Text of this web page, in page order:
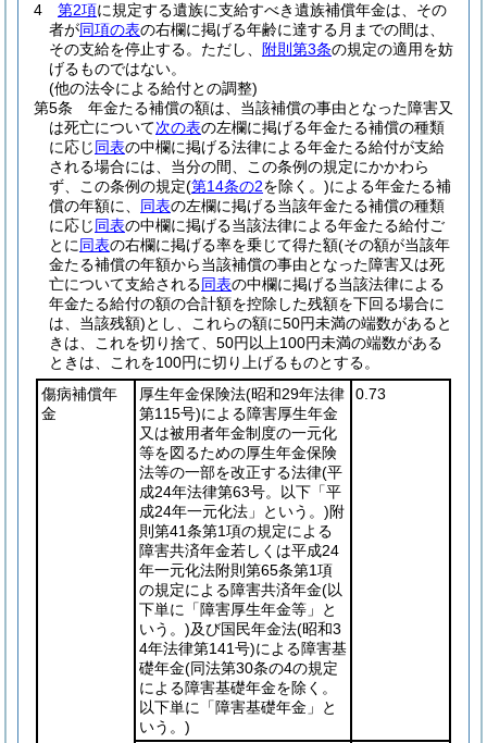
4
第2項に規定する遺族に支給すべき遺族補償年金は、その
者が同項の表の右欄に掲げる年齢に達する月までの間は、
その支給を停止する。 ただし、 附則第3条の規定の適用を妨
げるものではない。
(他の法令による給付との調整)
第5条
年金たる補償の額は、当該補償の事由となった障害又
は死亡について次の表の左欄に掲げる年金たる補償の種類
に応じ同表の中欄に掲げる法律による年金たる給付が支給
される場合には、当分の間、この条例の規定にかかわら
ず、この条例の規定(第14条の2を除く。)による年金たる補
償の年額に、 同表の左欄に掲げる当該年金たる補償の種類
に応じ同表の中欄に掲げる当該法律による年金たる給付ご
とに同表の右欄に掲げる率を乗じて得た額(その額が当該年
金たる補償の年額から当該補償の事由となった障害又は死
亡について支給される同表の中欄に掲げる当該法律による
年金たる給付の額の合計額を控除した残額を下回る場合に
は、当該残額)とし、これらの額に50円未満の端数があると
きは、これを切り捨て、50円以上100円未満の端数がある
ときは、これを100円に切り上げるものとする。
傷病補償年
金
厚生年金保険法(昭和29年法律
第115号)による障害厚生年金
又は被用者年金制度の一元化
等を図るための厚生年金保険
法等の一部を改正する法律(平
成24年法律第63号。以下「平
成24年一元化法」という。)附
則第41条第1項の規定による
障害共済年金若しくは平成24
年一元化法附則第65条第1項
の規定による障害共済年金(以
下単に「障害厚生年金等」と
いう。)及び国民年金法(昭和3
4年法律第141号)による障害基
礎年金(同法第30条の4の規定
による障害基礎年金を除く。
以下単に「障害基礎年金」と
いう。)
0.73